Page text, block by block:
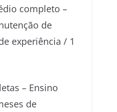
completo –
de
experiência / 1
– Ensino
de